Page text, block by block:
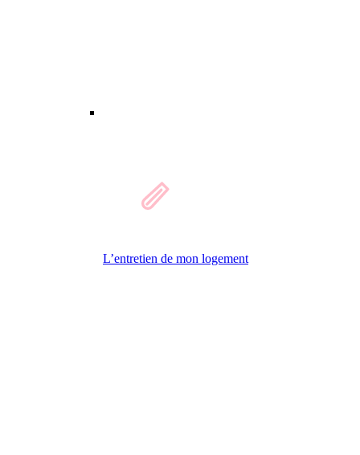
L’entretien de mon logement